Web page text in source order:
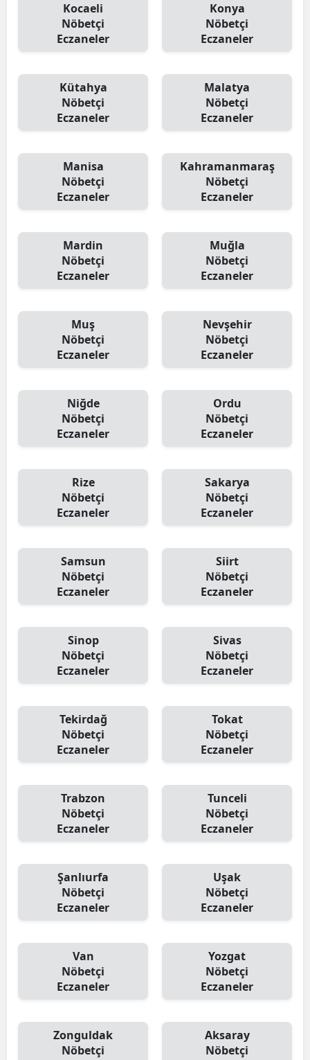
Kocaeli
Nöbetçi
Eczaneler
Konya
Nöbetçi
Eczaneler
Kütahya
Nöbetçi
Eczaneler
Malatya
Nöbetçi
Eczaneler
Manisa
Nöbetçi
Eczaneler
Kahramanmaraş
Nöbetçi
Eczaneler
Mardin
Nöbetçi
Eczaneler
Muğla
Nöbetçi
Eczaneler
Muş
Nöbetçi
Eczaneler
Nevşehir
Nöbetçi
Eczaneler
Niğde
Nöbetçi
Eczaneler
Ordu
Nöbetçi
Eczaneler
Rize
Nöbetçi
Eczaneler
Sakarya
Nöbetçi
Eczaneler
Samsun
Nöbetçi
Eczaneler
Siirt
Nöbetçi
Eczaneler
Sinop
Nöbetçi
Eczaneler
Sivas
Nöbetçi
Eczaneler
Tekirdağ
Nöbetçi
Eczaneler
Tokat
Nöbetçi
Eczaneler
Trabzon
Nöbetçi
Eczaneler
Tunceli
Nöbetçi
Eczaneler
Şanlıurfa
Nöbetçi
Eczaneler
Uşak
Nöbetçi
Eczaneler
Van
Nöbetçi
Eczaneler
Yozgat
Nöbetçi
Eczaneler
Zonguldak
Nöbetçi
Aksaray
Nöbetçi